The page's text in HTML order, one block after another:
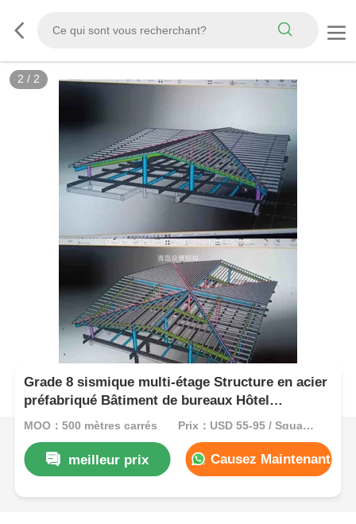
2 / 2
Grade 8 sismique multi-étage Structure en acier
préfabriqué Bâtiment de bureaux Hôtel
Construction de cadres scolaires
MOQ：500 mètres carrés Prix：USD 55-95 / Square Meter
meilleur prix Causez Maintenant